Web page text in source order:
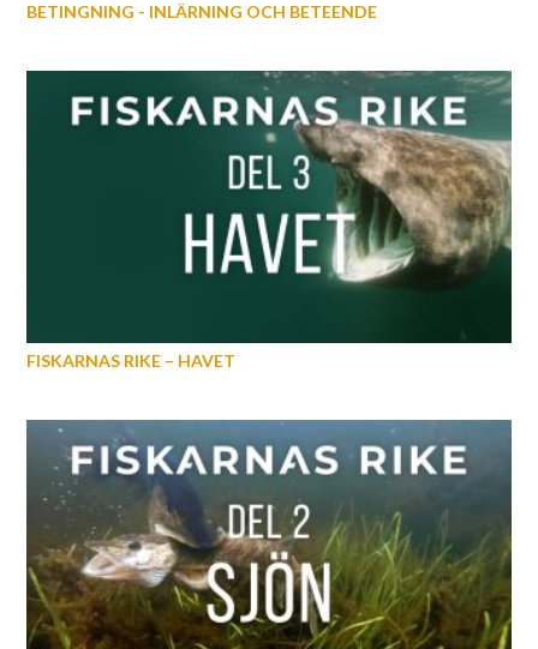
BETINGNING - INLÄRNING OCH BETEENDE
FISKARNAS RIKE – HAVET